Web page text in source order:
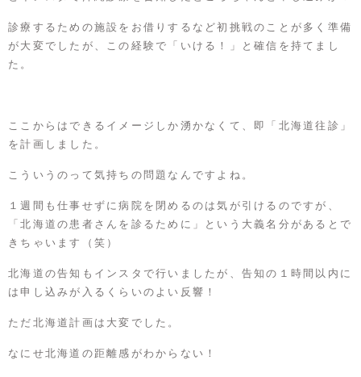
診療するための施設をお借りするなど初挑戦のことが多く準備
が大変でしたが、この経験で「いける！」と確信を持てまし
た。
ここからはできるイメージしか湧かなくて、即「北海道往診」
を計画しました。
こういうのって気持ちの問題なんですよね。
１週間も仕事せずに病院を閉めるのは気が引けるのですが、
「北海道の患者さんを診るために」という大義名分があるとで
きちゃいます（笑）
北海道の告知もインスタで行いましたが、告知の１時間以内に
は申し込みが入るくらいのよい反響！
ただ北海道計画は大変でした。
なにせ北海道の距離感がわからない！